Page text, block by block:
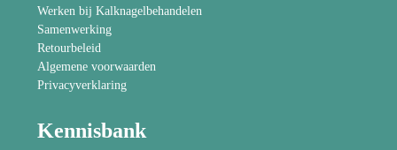
Werken bij Kalknagelbehandelen
Samenwerking
Retourbeleid
Algemene voorwaarden
Privacyverklaring
Kennisbank